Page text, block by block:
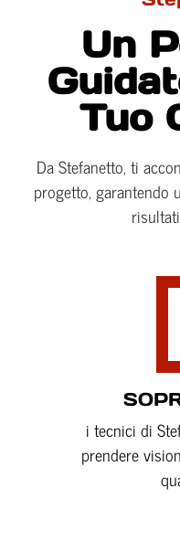
Un
Tuo
Da Stefanetto, ti
progetto, garantendo
i tecnici di
prendere